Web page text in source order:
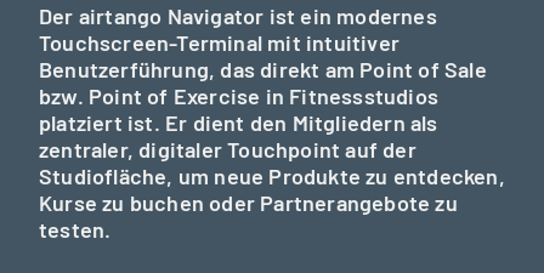
Der airtango Navigator ist ein modernes
Touchscreen-Terminal mit intuitiver
Benutzerführung, das direkt am Point of Sale
bzw. Point of Exercise in Fitnessstudios
platziert ist. Er dient den Mitgliedern als
zentraler, digitaler Touchpoint auf der
Studiofläche, um neue Produkte zu entdecken,
Kurse zu buchen oder Partnerangebote zu
testen.